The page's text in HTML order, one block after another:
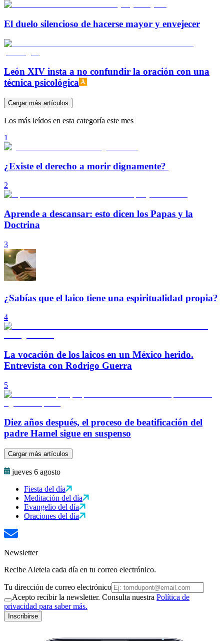
El duelo silencioso de hacerse mayor y envejecer
León XIV insta a no confundir la oración con una
técnica psicológica
Cargar más artículos
Los más leídos en esta categoría este mes
1
¿Existe el derecho a morir dignamente?
2
Aprende a descansar: esto dicen los Papas y la
Doctrina
3
¿Sabías que el laico tiene una espiritualidad propia?
4
La vocación de los laicos en un México herido.
Entrevista con Rodrigo Guerra
5
Diez años después, el proceso de beatificación del
padre Hamel sigue en suspenso
Cargar más artículos
jueves 6 agosto
Fiesta del día
Meditación del día
Evangelio del día
Oraciones del día
Newsletter
Recibe Aleteia cada día en tu correo electrónico.
Tu dirección de correo electrónico
Acepto recibir la newsletter. Consulta nuestra Política de
privacidad para saber más.
Inscribirse